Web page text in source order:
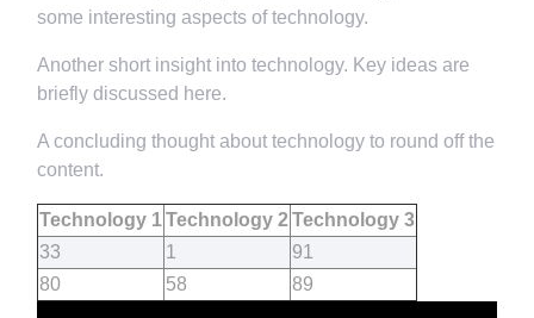
some interesting aspects of technology.
Another short insight into technology. Key ideas are
briefly discussed here.
A concluding thought about technology to round off the
content.
Technology 1Technology 2 Technology 3
33
1
91
80
58 89